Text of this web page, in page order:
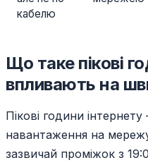
кабелю
Що таке пікові
впливають на
Пікові години
навантаження на
зазвичай проміжок з